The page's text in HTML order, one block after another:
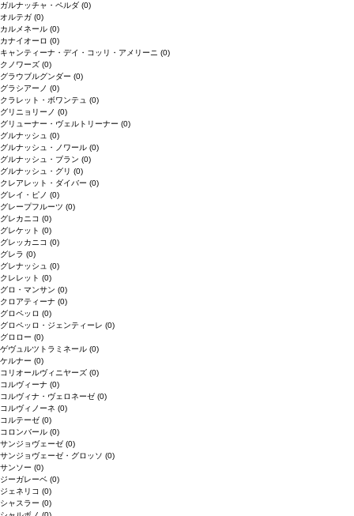
ガルナッチャ・ペルダ (0)
オルテガ (0)
カルメネール (0)
カナイオーロ (0)
キャンティーナ・デイ・コッリ・アメリーニ (0)
クノワーズ (0)
グラウブルグンダー (0)
グラシアーノ (0)
クラレット・ボワンテュ (0)
グリニョリーノ (0)
グリューナー・ヴェルトリーナー (0)
グルナッシュ (0)
グルナッシュ・ノワール (0)
グルナッシュ・ブラン (0)
グルナッシュ・グリ (0)
クレアレット・ダイバー (0)
グレイ・ピノ (0)
グレープフルーツ (0)
グレカニコ (0)
グレケット (0)
グレッカニコ (0)
グレラ (0)
グレナッシュ (0)
クレレット (0)
グロ・マンサン (0)
クロアティーナ (0)
グロペッロ (0)
グロペッロ・ジェンティーレ (0)
グロロー (0)
ゲヴュルツトラミネール (0)
ケルナー (0)
コリオールヴィニヤーズ (0)
コルヴィーナ (0)
コルヴィナ・ヴェロネーゼ (0)
コルヴィノーネ (0)
コルテーゼ (0)
コロンバール (0)
サンジョヴェーゼ (0)
サンジョヴェーゼ・グロッソ (0)
サンソー (0)
ジーガレーベ (0)
ジェネリコ (0)
シャスラー (0)